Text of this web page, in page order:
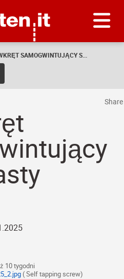
SAMOGWINTUJĄCY S...
10 tygodni
( Self tapping screw)
Share